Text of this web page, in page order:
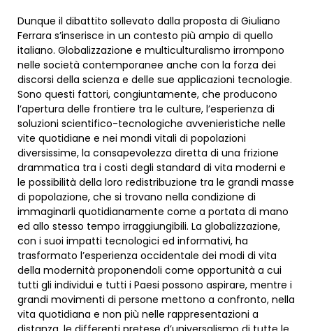
Dunque il dibattito sollevato dalla proposta di Giuliano
Ferrara s’inserisce in un contesto più ampio di quello
italiano. Globalizzazione e multiculturalismo irrompono
nelle società contemporanee anche con la forza dei
discorsi della scienza e delle sue applicazioni tecnologie.
Sono questi fattori, congiuntamente, che producono
l’apertura delle frontiere tra le culture, l’esperienza di
soluzioni scientifico-tecnologiche avvenieristiche nelle
vite quotidiane e nei mondi vitali di popolazioni
diversissime, la consapevolezza diretta di una frizione
drammatica tra i costi degli standard di vita moderni e
le possibilità della loro redistribuzione tra le grandi masse
di popolazione, che si trovano nella condizione di
immaginarli quotidianamente come a portata di mano
ed allo stesso tempo irraggiungibili. La globalizzazione,
con i suoi impatti tecnologici ed informativi, ha
trasformato l’esperienza occidentale dei modi di vita
della modernità proponendoli come opportunità a cui
tutti gli individui e tutti i Paesi possono aspirare, mentre i
grandi movimenti di persone mettono a confronto, nella
vita quotidiana e non più nelle rappresentazioni a